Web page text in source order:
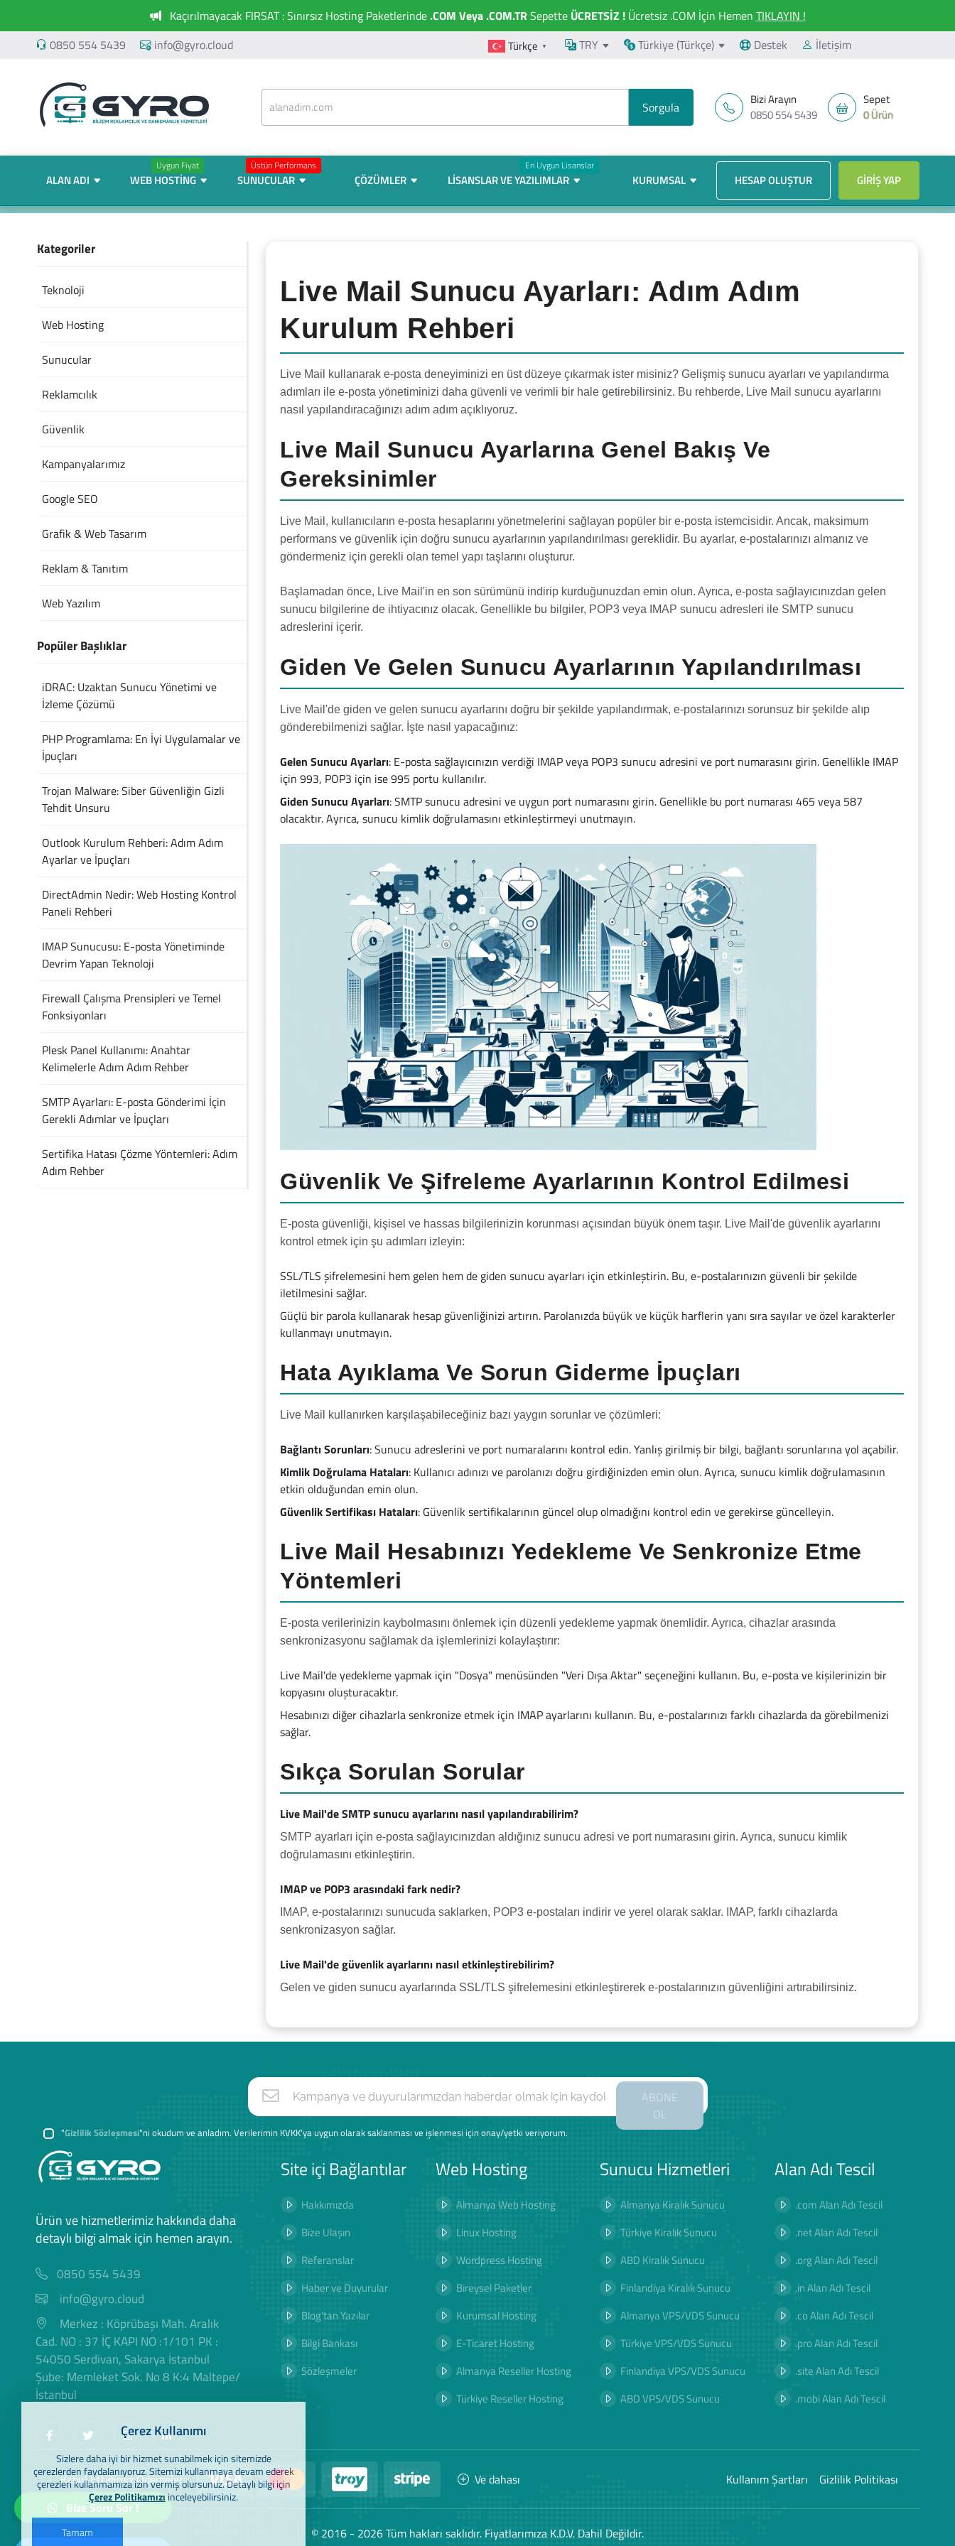
Bize Soru Sor !
Kaçırılmayacak FIRSAT : Sınırsız Hosting Paketlerinde .COM Veya .COM.TRSepette ÜCRETSİZ !Ücretsiz .COM İçin Hemen TIKLAYIN !
0850 554 5439
info@gyro.cloud Türkçe ▼ TRY Türkiye (Türkçe) Destek İletişim
Bizi Arayın
0850 554 5439
Sepet
0 Ürün
ALAN ADI
Uygun Fiyat
WEB HOSTING
Üstün Performans
SUNUCULAR ÇÖZÜMLER
En Uygun Lisanslar
LISANSLAR VE YAZILIMLAR KURUMSAL HESAP OLUŞTUR GIRIŞ YAP
Live Mail Sunucu Ayarları: Adım Adım
Kurulum Rehberi
Live Mail kullanarak e-posta deneyiminizi en üst düzeye çıkarmak ister misiniz? Gelişmiş sunucu ayarları ve yapılandırma
adımları ile e-posta yönetiminizi daha güvenli ve verimli bir hale getirebilirsiniz. Bu rehberde, Live Mail sunucu ayarlarını
nasıl yapılandıracağınızı adım adım açıklıyoruz.
Live Mail Sunucu Ayarlarına Genel Bakış Ve
Gereksinimler
Live Mail, kullanıcıların e-posta hesaplarını yönetmelerini sağlayan popüler bir e-posta istemcisidir. Ancak, maksimum
performans ve güvenlik için doğru sunucu ayarlarının yapılandırılması gereklidir. Bu ayarlar, e-postalarınızı almanız ve
göndermeniz için gerekli olan temel yapı taşlarını oluşturur.
Başlamadan önce, Live Mail'in en son sürümünü indirip kurduğunuzdan emin olun. Ayrıca, e-posta sağlayıcınızdan gelen
sunucu bilgilerine de ihtiyacınız olacak. Genellikle bu bilgiler, POP3 veya IMAP sunucu adresleri ile SMTP sunucu
adreslerini içerir.
Giden Ve Gelen Sunucu Ayarlarının Yapılandırılması
Live Mail'de giden ve gelen sunucu ayarlarını doğru bir şekilde yapılandırmak, e-postalarınızı sorunsuz bir şekilde alıp
gönderebilmenizi sağlar. İşte nasıl yapacağınız:
Gelen Sunucu Ayarları: E-posta sağlayıcınızın verdiği IMAP veya POP3 sunucu adresini ve port numarasını girin. Genellikle IMAP
için 993, POP3 için ise 995 portu kullanılır.
Giden Sunucu Ayarları: SMTP sunucu adresini ve uygun port numarasını girin. Genellikle bu port numarası 465 veya 587
olacaktır. Ayrıca, sunucu kimlik doğrulamasını etkinleştirmeyi unutmayın.
Güvenlik Ve Şifreleme Ayarlarının Kontrol Edilmesi
E-posta güvenliği, kişisel ve hassas bilgilerinizin korunması açısından büyük önem taşır. Live Mail'de güvenlik ayarlarını
kontrol etmek için şu adımları izleyin:
SSL/TLS şifrelemesini hem gelen hem de giden sunucu ayarları için etkinleştirin. Bu, e-postalarınızın güvenli bir şekilde
iletilmesini sağlar.
Güçlü bir parola kullanarak hesap güvenliğinizi artırın. Parolanızda büyük ve küçük harflerin yanı sıra sayılar ve özel karakterler
kullanmayı unutmayın.
Hata Ayıklama Ve Sorun Giderme İpuçları
Live Mail kullanırken karşılaşabileceğiniz bazı yaygın sorunlar ve çözümleri:
Bağlantı Sorunları: Sunucu adreslerini ve port numaralarını kontrol edin. Yanlış girilmiş bir bilgi, bağlantı sorunlarına yol açabilir.
Kimlik Doğrulama Hataları: Kullanıcı adınızı ve parolanızı doğru girdiğinizden emin olun. Ayrıca, sunucu kimlik doğrulamasının
etkin olduğundan emin olun.
Güvenlik Sertifikası Hataları: Güvenlik sertifikalarının güncel olup olmadığını kontrol edin ve gerekirse güncelleyin.
Live Mail Hesabınızı Yedekleme Ve Senkronize Etme
Yöntemleri
E-posta verilerinizin kaybolmasını önlemek için düzenli yedekleme yapmak önemlidir. Ayrıca, cihazlar arasında
senkronizasyonu sağlamak da işlemlerinizi kolaylaştırır:
Live Mail'de yedekleme yapmak için "Dosya" menüsünden "Veri Dışa Aktar" seçeneğini kullanın. Bu, e-posta ve kişilerinizin bir
kopyasını oluşturacaktır.
Hesabınızı diğer cihazlarla senkronize etmek için IMAP ayarlarını kullanın. Bu, e-postalarınızı farklı cihazlarda da görebilmenizi
sağlar.
Sıkça Sorulan Sorular
Live Mail'de SMTP sunucu ayarlarını nasıl yapılandırabilirim?
SMTP ayarları için e-posta sağlayıcınızdan aldığınız sunucu adresi ve port numarasını girin. Ayrıca, sunucu kimlik
doğrulamasını etkinleştirin.
IMAP ve POP3 arasındaki fark nedir?
IMAP, e-postalarınızı sunucuda saklarken, POP3 e-postaları indirir ve yerel olarak saklar. IMAP, farklı cihazlarda
senkronizasyon sağlar.
Live Mail'de güvenlik ayarlarını nasıl etkinleştirebilirim?
Gelen ve giden sunucu ayarlarında SSL/TLS şifrelemesini etkinleştirerek e-postalarınızın güvenliğini artırabilirsiniz.
Kategoriler
Teknoloji
Web Hosting
Sunucular
Reklamcılık
Güvenlik
Kampanyalarımız
Google SEO
Grafik & Web Tasarım
Reklam & Tanıtım
Web Yazılım
Popüler Başlıklar
iDRAC: Uzaktan Sunucu Yönetimi ve
İzleme Çözümü
PHP Programlama: En İyi Uygulamalar ve
İpuçları
Trojan Malware: Siber Güvenliğin Gizli
Tehdit Unsuru
Outlook Kurulum Rehberi: Adım Adım
Ayarlar ve İpuçları
DirectAdmin Nedir: Web Hosting Kontrol
Paneli Rehberi
IMAP Sunucusu: E-posta Yönetiminde
Devrim Yapan Teknoloji
Firewall Çalışma Prensipleri ve Temel
Fonksiyonları
Plesk Panel Kullanımı: Anahtar
Kelimelerle Adım Adım Rehber
SMTP Ayarları: E-posta Gönderimi İçin
Gerekli Adımlar ve İpuçları
Sertifika Hatası Çözme Yöntemleri: Adım
Adım Rehber
ABONE
OL
"Gizlilik Sözleşmesi"ni okudum ve anladım. Verilerimin KVKK'ya uygun olarak saklanması ve işlenmesi için onay/yetki veriyorum.
Ürün ve hizmetlerimiz hakkında daha
detaylı bilgi almak için hemen arayın.
0850 554 5439
info@gyro.cloud
Merkez : Köprübaşı Mah. Aralık
Cad. NO : 37 İÇ KAPI NO :1/101 PK :
54050 Serdivan, Sakarya İstanbul
Şube: Memleket Sok. No 8 K:4 Maltepe/
İstanbul
Site içi Bağlantılar
Hakkımızda
Bize Ulaşın
Referanslar
Haber ve Duyurular
Blog'tan Yazılar
Bilgi Bankası
Sözleşmeler
Web Hosting
Almanya Web Hosting
Linux Hosting
Wordpress Hosting
Bireysel Paketler
Kurumsal Hosting
E-Ticaret Hosting
Almanya Reseller Hosting
Türkiye Reseller Hosting
Sunucu Hizmetleri
Almanya Kiralık Sunucu
Türkiye Kiralık Sunucu
ABD Kiralık Sunucu
Finlandiya Kiralık Sunucu
Almanya VPS/VDS Sunucu
Türkiye VPS/VDS Sunucu
Finlandiya VPS/VDS Sunucu
ABD VPS/VDS Sunucu
Alan Adı Tescil
.com Alan Adı Tescil
.net Alan Adı Tescil
.org Alan Adı Tescil
.in Alan Adı Tescil
.co Alan Adı Tescil
.pro Alan Adı Tescil
.site Alan Adı Tescil
.mobi Alan Adı Tescil
Kabul Ettiğimiz Ödemeler: Ve dahası Kullanım Şartları Gizlilik Politikası
© 2016 - 2026 Tüm hakları saklıdır. Fiyatlarımıza K.D.V. Dahil Değildir.
Çerez Kullanımı
Sizlere daha iyi bir hizmet sunabilmek için sitemizde
çerezlerden faydalanıyoruz. Sitemizi kullanmaya devam ederek
çerezleri kullanmamıza izin vermiş olursunuz. Detaylı bilgi için
Çerez Politikamızı inceleyebilirsiniz.
Tamam